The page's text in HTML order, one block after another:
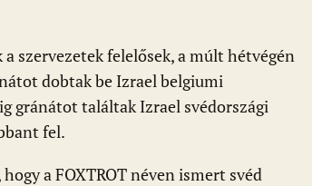
szervezetek felelősek, a múlt hétvégén
dobtak be Izrael belgiumi
gránátot találtak Izrael svédországi
fel.
a FOXTROT néven ismert svéd